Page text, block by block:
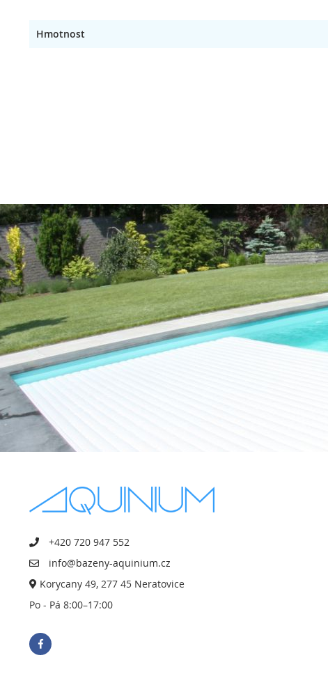
Hmotnost
+420 720 947 552
info@bazeny-aquinium.cz
Korycany 49, 277 45 Neratovice
Po - Pá 8:00–17:00